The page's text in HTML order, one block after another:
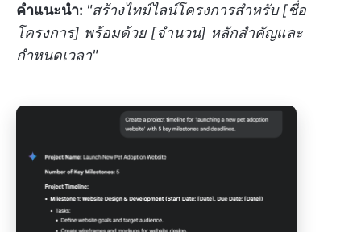
คำแนะนำ: "สร้างไทม์ไลน์โครงการสำหรับ [ชื่อ
โครงการ] พร้อมด้วย [จำนวน] หลักสำคัญและ
กำหนดเวลา"